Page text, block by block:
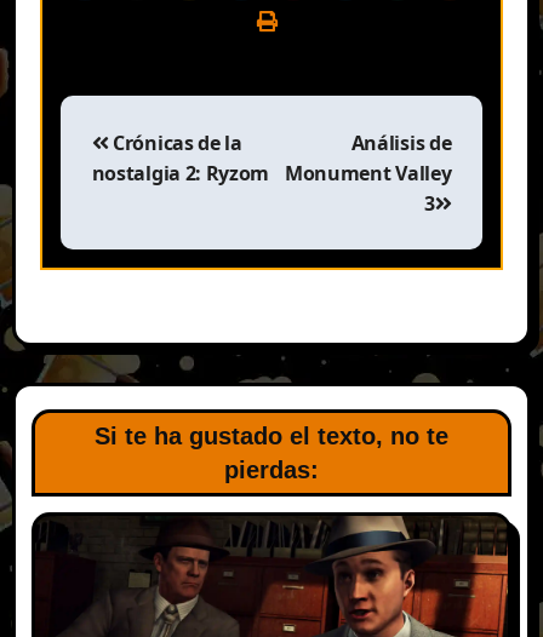
Navegación
entradas
Crónicas de la
nostalgia 2: Ryzom
Análisis de
Monument Valley
3
Si te ha gustado el texto, no te
pierdas: